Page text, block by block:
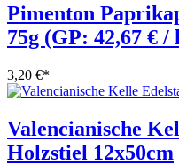
Pimenton
75g (GP: 42,67 € /
3,20 €*
Valencianische
Holzstiel 12x50cm